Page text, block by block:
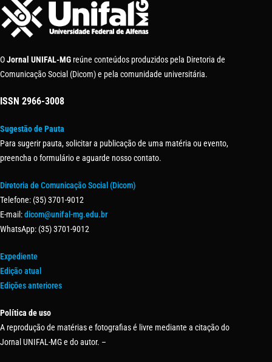
OJornal UNIFAL-MG reúne conteúdos produzidos pela Diretoria de
Comunicação Social (Dicom) e pela comunidade universitária.
ISSN 2966-3008
Sugestão de Pauta
Para sugerir pauta, solicitar a publicação de uma matéria ou evento,
preencha o formulário e aguarde nosso contato.
Diretoria de Comunicação Social (Dicom)
Telefone: (35) 3701-9012
E-mail:dicom@unifal-mg.edu.br
WhatsApp: (35) 3701-9012
Expediente
Edição atual
Edições anteriores
Política de uso
A reprodução de matérias e fotografias é livre mediante a citação do
Jornal UNIFAL-MG e do autor. –